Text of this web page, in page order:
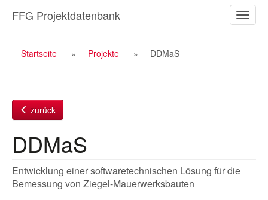
Inhalt
ein-/
FFG Projektdatenbank
Breadcrumb
Startseite Projekte DDMaS
zurück
DDMaS
Entwicklung einer softwaretechnischen Lösung für die
Bemessung von Ziegel-Mauerwerksbauten